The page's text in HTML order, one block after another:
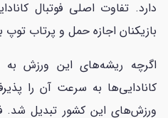
دارد. تفاوت اصلی فوتبال
بازیکنان اجازه حمل و پرتاب توپ
اگرچه ریشه‌های این ورزش به
کانادایی‌ها به سرعت آن را
ورزش‌های این کشور تبدیل شد.